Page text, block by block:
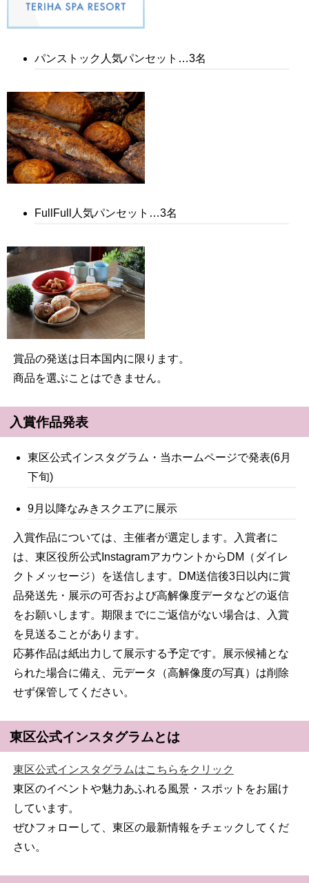
パンストック人気パンセット…3名
FullFull人気パンセット…3名
賞品の発送は日本国内に限ります。
商品を選ぶことはできません。
入賞作品発表
東区公式インスタグラム・当ホームページで発表(6月
下旬)
9月以降なみきスクエアに展示
入賞作品については、主催者が選定します。入賞者に
は、東区役所公式InstagramアカウントからDM（ダイレ
クトメッセージ）を送信します。DM送信後3日以内に賞
品発送先・展示の可否および高解像度データなどの返信
をお願いします。期限までにご返信がない場合は、入賞
を見送ることがあります。
応募作品は紙出力して展示する予定です。展示候補とな
られた場合に備え、元データ（高解像度の写真）は削除
せず保管してください。
東区公式インスタグラムとは
東区公式インスタグラムはこちらをクリック
東区のイベントや魅力あふれる風景・スポットをお届け
しています。
ぜひフォローして、東区の最新情報をチェックしてくだ
さい。